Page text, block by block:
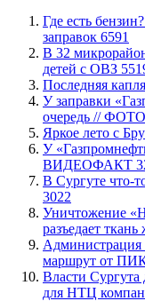
​Где есть
заправок 6591
В 32
детей с ОВЗ
​Последняя
​У заправки
очередь //
Яркое лето с
У
ВИДЕОФАКТ
​В Сургуте
3022
​Уничтожение
разъедает
​Администрация
маршрут от
Власти Сургута
для НТЦ